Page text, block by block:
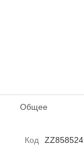
Общее
Код
ZZ858524